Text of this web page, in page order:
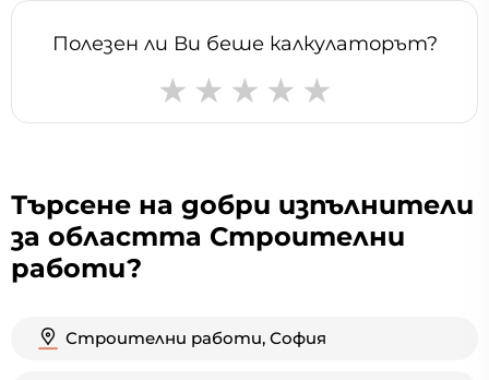
Полезен ли Ви беше калкулаторът?
Търсене на добри изпълнители
за областта Строителни
работи?
Строителни работи, София